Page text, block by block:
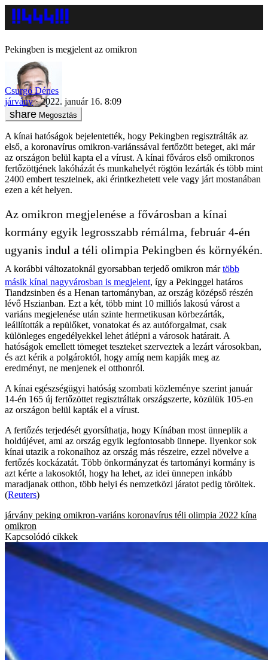
Pekingben is megjelent az omikron
Csurgó Dénes
járvány
2022. január 16. 8:09
Megosztás
A kínai hatóságok bejelentették, hogy Pekingben regisztrálták az
első, a koronavírus omikron-variánssával fertőzött beteget, aki már
az országon belül kapta el a vírust. A kínai főváros első omikronos
fertőzöttjének lakóházát és munkahelyét rögtön lezárták és több mint
2400 embert tesztelnek, aki érintkezhetett vele vagy járt mostanában
ezen a két helyen.
Az omikron megjelenése a fővárosban a kínai
kormány egyik legrosszabb rémálma, február 4-én
ugyanis indul a téli olimpia Pekingben és környékén.
A korábbi változatoknál gyorsabban terjedő omikron mártöbb
másik kínai nagyvárosban is megjelent, így a Pekinggel határos
Tiandzsinben és a Henan tartományban, az ország középső részén
lévő Hszianban. Ezt a két, több mint 10 milliós lakosú várost a
variáns megjelenése után szinte hermetikusan körbezárták,
leállították a repülőket, vonatokat és az autóforgalmat, csak
különleges engedélyekkel lehet átlépni a városok határait. A
hatóságok emellett tömeget teszteket szerveztek a lezárt városokban,
és azt kérik a polgároktól, hogy amíg nem kapják meg az
eredményt, ne menjenek el otthonról.
A kínai egészségügyi hatóság szombati közleménye szerint január
14-én 165 új fertőzöttet regisztráltak országszerte, közülük 105-en
az országon belül kapták el a vírust.
A fertőzés terjedését gyorsíthatja, hogy Kínában most ünneplik a
holdújévet, ami az ország egyik legfontosabb ünnepe. Ilyenkor sok
kínai utazik a rokonaihoz az ország más részeire, ezzel növelve a
fertőzés kockázatát. Több önkormányzat és tartományi kormány is
azt kérte a lakosoktól, hogy ha lehet, az idei ünnepen inkább
maradjanak otthon, több helyi és nemzetközi járatot pedig töröltek.
(Reuters)
járvány peking omikron-variáns koronavírus téli olimpia 2022 kína
omikron
Kapcsolódó cikkek